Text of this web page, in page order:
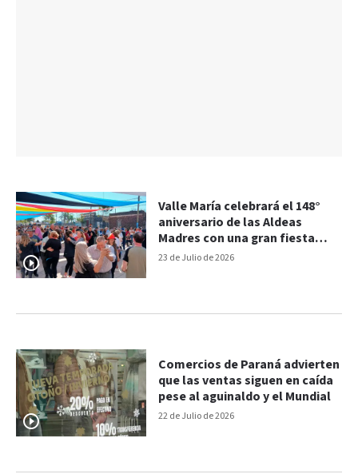
23 de Julio de 2026
Valle María celebrará el 148°
aniversario de las Aldeas
Madres con una gran fiesta
popular
22 de Julio de 2026
Comercios de Paraná advierten
que las ventas siguen en caída
pese al aguinaldo y el Mundial